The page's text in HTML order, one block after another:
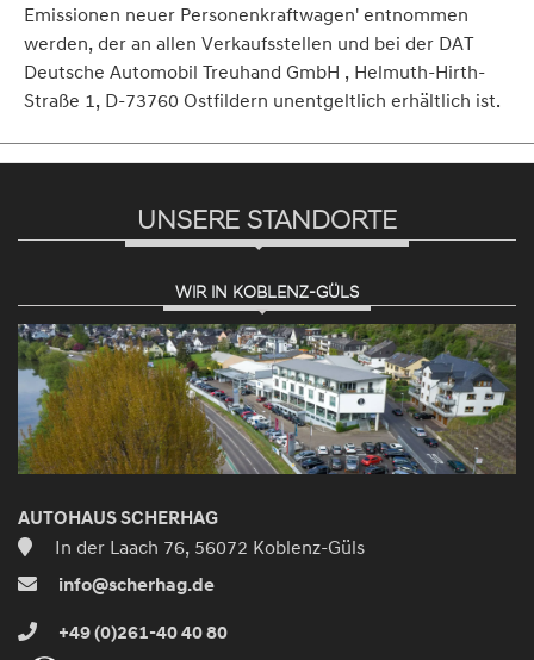
Emissionen neuer Personenkraftwagen' entnommen
werden, der an allen Verkaufsstellen und bei der DAT
Deutsche Automobil Treuhand GmbH , Helmuth-Hirth-
Straße 1, D-73760 Ostfildern unentgeltlich erhältlich ist.
UNSERE STANDORTE
WIR IN KOBLENZ-GÜLS
AUTOHAUS SCHERHAG
In der Laach 76, 56072 Koblenz-Güls
info@scherhag.de
+49 (0)261-40 40 80